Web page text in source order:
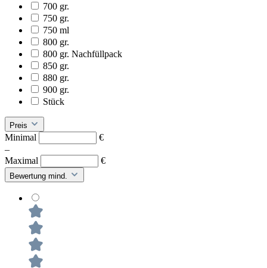
700 gr.
750 gr.
750 ml
800 gr.
800 gr. Nachfüllpack
850 gr.
880 gr.
900 gr.
Stück
Preis
Minimal
€
–
Maximal
€
Bewertung mind.